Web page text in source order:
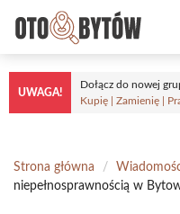
treści
UWAGA!
Dołącz do nowej
Kupię | Zamienię |
Strona główna /
niepełnosprawnością w